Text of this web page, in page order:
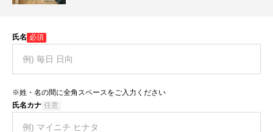
氏名 必須
※姓・名の間に全角スペースをご入力ください
氏名カナ 任意